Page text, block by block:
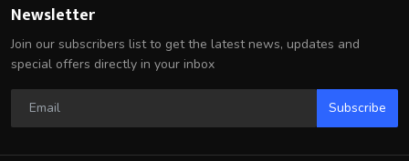
Newsletter
Join our subscribers list to get the latest news, updates and
special offers directly in your inbox
Subscribe